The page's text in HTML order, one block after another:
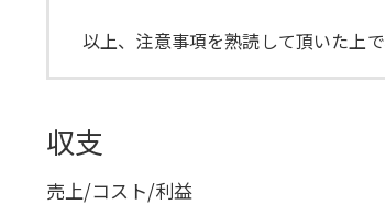
以上、注意事項を熟読して頂いた上
収支
売上/コスト/利益